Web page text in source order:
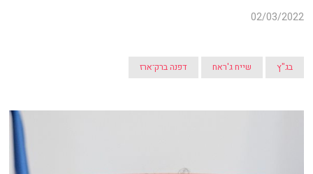
02/03/2022
בג"ץ שייח ג'ראח דפנה ברק־ארז